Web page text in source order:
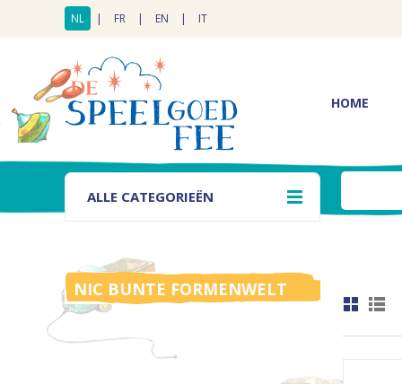
NL | FR | EN | IT
HOME
ALLE CATEGORIEËN
NIC BUNTE FORMENWELT